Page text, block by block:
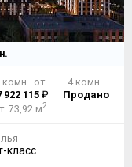
комн. от
922 115₽
73,92 м2
4 комн.
Продано
класс